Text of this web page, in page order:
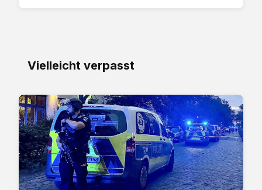
Vielleicht verpasst